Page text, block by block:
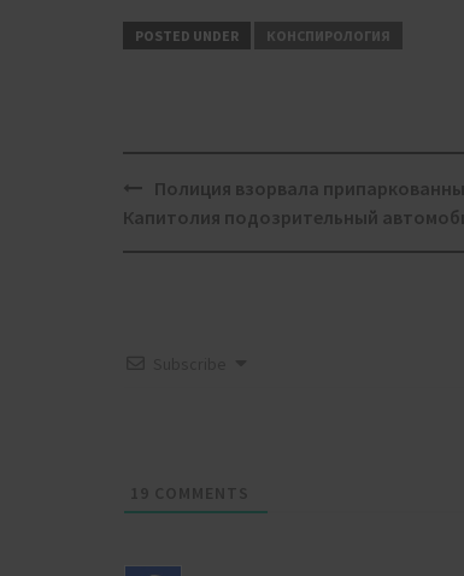
POSTED UNDER КОНСПИРОЛОГИЯ
Post
navigation
Полиция взорвала
Капитолия подозрительный